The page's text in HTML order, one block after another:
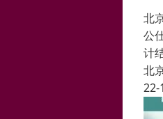
北
公
计
北
22-